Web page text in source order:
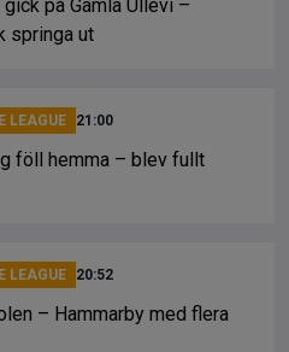
på Gamla Ullevi –
springa ut
LEAGUE 21:00
föll hemma – blev fullt
LEAGUE 20:52
– Hammarby med flera